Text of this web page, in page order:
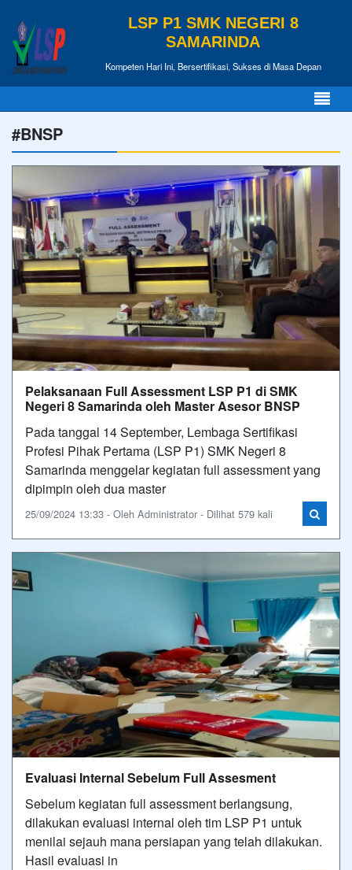
LSP P1 SMK NEGERI 8
SAMARINDA
Kompeten Hari Ini, Bersertifikasi, Sukses di Masa Depan
#BNSP
Pelaksanaan Full Assessment LSP P1 di SMK
Negeri 8 Samarinda oleh Master Asesor BNSP
Pada tanggal 14 September, Lembaga Sertifikasi
Profesi Pihak Pertama (LSP P1) SMK Negeri 8
Samarinda menggelar kegiatan full assessment yang
dipimpin oleh dua master
25/09/2024 13:33 - Oleh Administrator - Dilihat 579 kali
Evaluasi Internal Sebelum Full Assesment
Sebelum kegiatan full assessment berlangsung,
dilakukan evaluasi internal oleh tim LSP P1 untuk
menilai sejauh mana persiapan yang telah dilakukan.
Hasil evaluasi in